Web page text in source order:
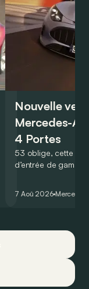
Nouvelle
Mercedes-
4 Portes
53 oblige, cette
d’entrée de
moins…
7 Aoû 2026 Mercedes